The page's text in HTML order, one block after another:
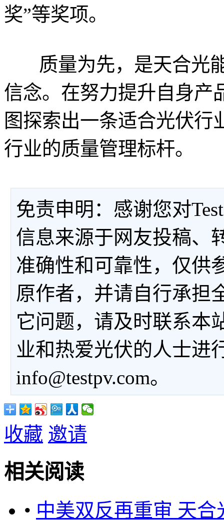
奖”等奖项。
质量为先，是天合光能
信念。在努力提升自身产
图探索出一条适合光伏行
行业的质量管理标杆。
免责申明：感谢您对
信息来源于网友投稿、
准确性和可靠性，仅供
原作者，并请自行承担
它问题，请及时联系本
业和热爱光伏的人士进
info@testpv.com。
收藏 邀请
相关阅读
• 中美双反再重审 天